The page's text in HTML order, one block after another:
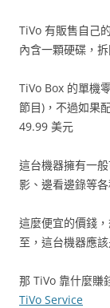
TiVo 有販售自己
內含一顆硬碟，
TiVo Box 的單機
節目)，不過如果
49.99 美元
這台機器擁有一
影、邊看邊錄等
這麼便宜的價錢
至，這台機器應
那 TiVo 靠什麼賺
TiVo Service